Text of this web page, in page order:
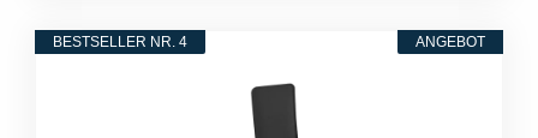
ANGEBOT
BESTSELLER NR. 4